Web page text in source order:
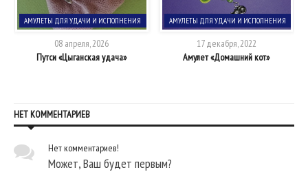
АМУЛЕТЫ ДЛЯ УДАЧИ И ИСПОЛНЕНИЯ
08 апреля, 2026
Путси «Цыганская удача»
АМУЛЕТЫ ДЛЯ УДАЧИ И ИСПОЛНЕНИЯ
17 декабря, 2022
Амулет «Домашний кот»
НЕТ КОММЕНТАРИЕВ
Нет комментариев!
Может, Ваш будет первым?